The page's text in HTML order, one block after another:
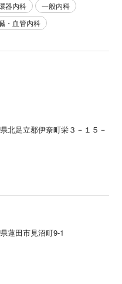
器内科
一般内科
・血管内科
北足立郡伊奈町栄３－１５－
蓮田市見沼町9-1